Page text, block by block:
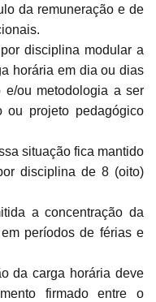
da remuneração e de
disciplina modular a
horária em dia ou dias
ou metodologia a ser
ou projeto pedagógico
situação fica mantido
disciplina de 8 (oito)
a concentração da
períodos de férias e
da carga horária deve
firmado entre o